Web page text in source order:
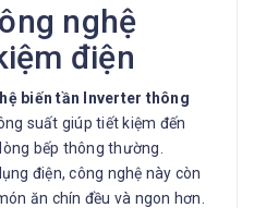
nghệ
điện
biến tần Inverter thông
suất giúp tiết kiệm đến
bếp thông thường.
điện, công nghệ này còn
ăn chín đều và ngon hơn.